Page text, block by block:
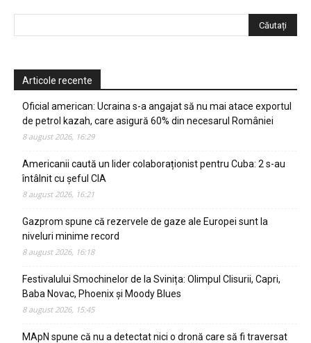
Articole recente
Oficial american: Ucraina s-a angajat să nu mai atace exportul
de petrol kazah, care asigură 60% din necesarul României
8 august 2026, 16:29
Americanii caută un lider colaboraționist pentru Cuba: 2 s-au
întâlnit cu șeful CIA
8 august 2026, 16:21
Gazprom spune că rezervele de gaze ale Europei sunt la
niveluri minime record
8 august 2026, 16:18
Festivalului Smochinelor de la Svinița: Olimpul Clisurii, Capri,
Baba Novac, Phoenix și Moody Blues
8 august 2026, 15:45
MApN spune că nu a detectat nici o dronă care să fi traversat